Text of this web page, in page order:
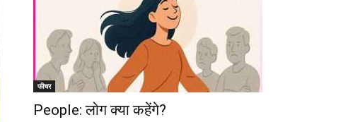
फीचर
People: लोग क्या कहेंगे?